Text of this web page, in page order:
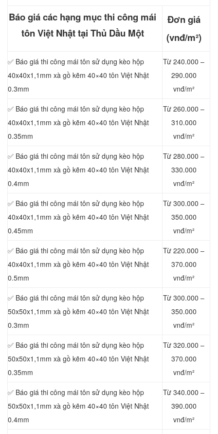
Báo giá các hạng mục thi công mái
tôn Việt Nhật tại Thủ Dầu Một
Đơn giá
(vnđ/m²)
✅ Báo giá thi công mái tôn sử dụng kèo hộp
40x40x1,1mm xà gồ kẽm 40×40 tôn Việt Nhật
0.3mm
Từ 240.000 –
290.000
vnđ/m²
✅ Báo giá thi công mái tôn sử dụng kèo hộp
40x40x1,1mm xà gồ kẽm 40×40 tôn Việt Nhật
0.35mm
Từ 260.000 –
310.000
vnđ/m²
✅ Báo giá thi công mái tôn sử dụng kèo hộp
40x40x1,1mm xà gồ kẽm 40×40 tôn Việt Nhật
0.4mm
Từ 280.000 –
330.000
vnđ/m²
✅ Báo giá thi công mái tôn sử dụng kèo hộp
40x40x1,1mm xà gồ kẽm 40×40 tôn Việt Nhật
0.45mm
Từ 300.000 –
350.000
vnđ/m²
✅ Báo giá thi công mái tôn sử dụng kèo hộp
40x40x1,1mm xà gồ kẽm 40×40 tôn Việt Nhật
0.5mm
Từ 220.000 –
370.000
vnđ/m²
✅ Báo giá thi công mái tôn sử dụng kèo hộp
50x50x1,1mm xà gồ kẽm 40×40 tôn Việt Nhật
0.3mm
Từ 300.000 –
350.000
vnđ/m²
✅ Báo giá thi công mái tôn sử dụng kèo hộp
50x50x1,1mm xà gồ kẽm 40×40 tôn Việt Nhật
0.35mm
Từ 320.000 –
370.000
vnđ/m²
✅ Báo giá thi công mái tôn sử dụng kèo hộp
50x50x1,1mm xà gồ kẽm 40×40 tôn Việt Nhật
0.4mm
Từ 340.000 –
390.000
vnđ/m²